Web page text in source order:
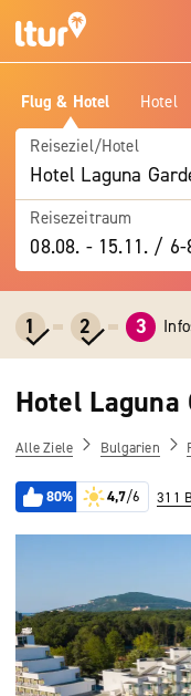
Flug & Hotel Hotel
Reiseziel/Hotel
Hotel Laguna
Reisezeitraum
08.08. -15.11. / 6-8
1 2 3
Hotel Laguna
Alle Ziele Bulgarien
80% 4,7/6 311